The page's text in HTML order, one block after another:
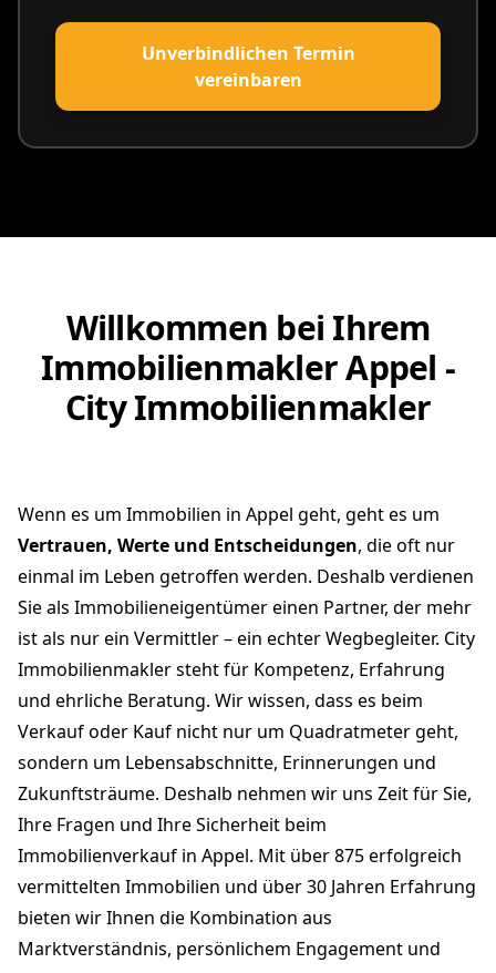
Unverbindlichen Termin
vereinbaren
Willkommen bei Ihrem
Immobilienmakler Appel -
City Immobilienmakler
Wenn es um Immobilien in Appel geht, geht es um
Vertrauen, Werte und Entscheidungen, die oft nur
einmal im Leben getroffen werden. Deshalb verdienen
Sie als Immobilieneigentümer einen Partner, der mehr
ist als nur ein Vermittler – ein echter Wegbegleiter. City
Immobilienmakler steht für Kompetenz, Erfahrung
und ehrliche Beratung. Wir wissen, dass es beim
Verkauf oder Kauf nicht nur um Quadratmeter geht,
sondern um Lebensabschnitte, Erinnerungen und
Zukunftsträume. Deshalb nehmen wir uns Zeit für Sie,
Ihre Fragen und Ihre Sicherheit beim
Immobilienverkauf in Appel. Mit über 875 erfolgreich
vermittelten Immobilien und über 30 Jahren Erfahrung
bieten wir Ihnen die Kombination aus
Marktverständnis, persönlichem Engagement und